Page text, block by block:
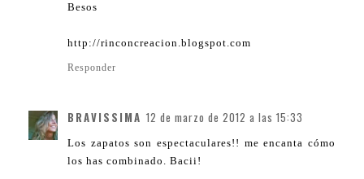
Besos
http://rinconcreacion.blogspot.com
Responder
BRAVISSIMA 12 de marzo de 2012 a las 15:33
Los zapatos son espectaculares!! me encanta cómo
los has combinado. Bacii!